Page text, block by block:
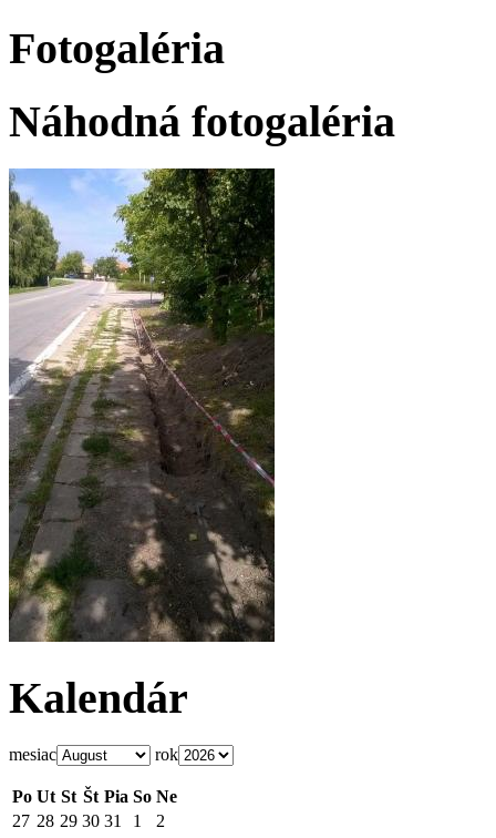
Fotogaléria
Náhodná fotogaléria
Kalendár
mesiac rok
Po Ut St Št Pia So Ne
27 28 29 30 31 1
2